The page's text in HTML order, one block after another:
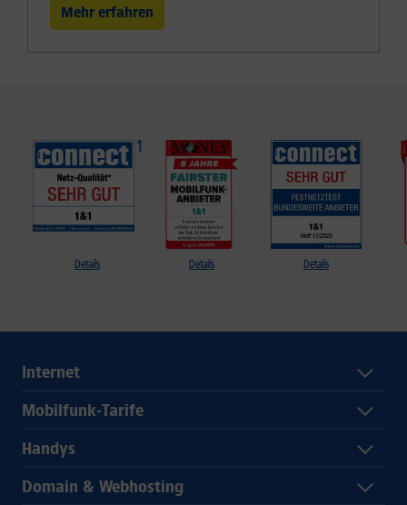
Mehr erfahren
Details Details Details
Internet
Mobilfunk-Tarife
Handys
Domain & Webhosting